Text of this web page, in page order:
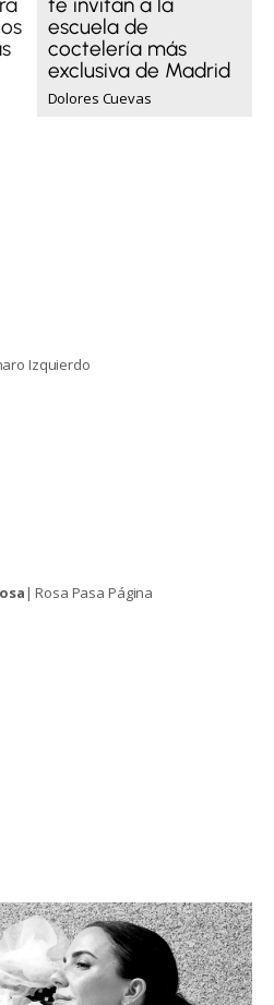
te invitan a la
escuela de
coctelería más
exclusiva de Madrid
Dolores Cuevas
Izquierdo
| Rosa Pasa Página